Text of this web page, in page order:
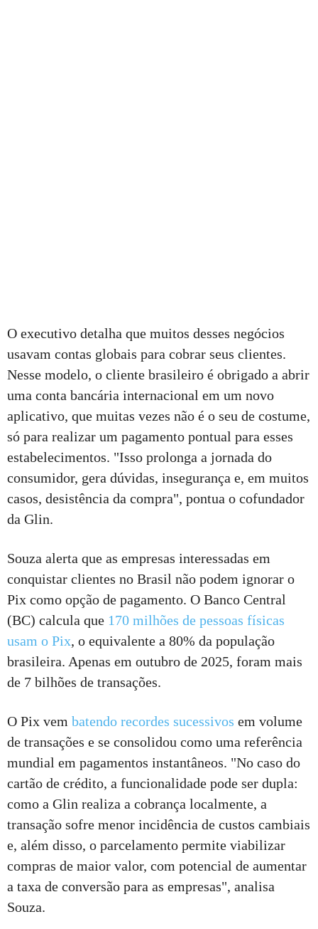
O executivo detalha que muitos desses negócios
usavam contas globais para cobrar seus clientes.
Nesse modelo, o cliente brasileiro é obrigado a abrir
uma conta bancária internacional em um novo
aplicativo, que muitas vezes não é o seu de costume,
só para realizar um pagamento pontual para esses
estabelecimentos. "Isso prolonga a jornada do
consumidor, gera dúvidas, insegurança e, em muitos
casos, desistência da compra", pontua o cofundador
da Glin.
Souza alerta que as empresas interessadas em
conquistar clientes no Brasil não podem ignorar o
Pix como opção de pagamento. O Banco Central
(BC) calcula que 170 milhões de pessoas físicas
usam o Pix, o equivalente a 80% da população
brasileira. Apenas em outubro de 2025, foram mais
de 7 bilhões de transações.
O Pix vem batendo recordes sucessivos em volume
de transações e se consolidou como uma referência
mundial em pagamentos instantâneos. "No caso do
cartão de crédito, a funcionalidade pode ser dupla:
como a Glin realiza a cobrança localmente, a
transação sofre menor incidência de custos cambiais
e, além disso, o parcelamento permite viabilizar
compras de maior valor, com potencial de aumentar
a taxa de conversão para as empresas", analisa
Souza.